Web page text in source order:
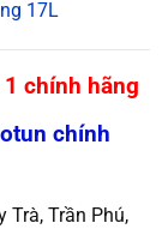
17L
chính hãng
chính
Trần Phú,